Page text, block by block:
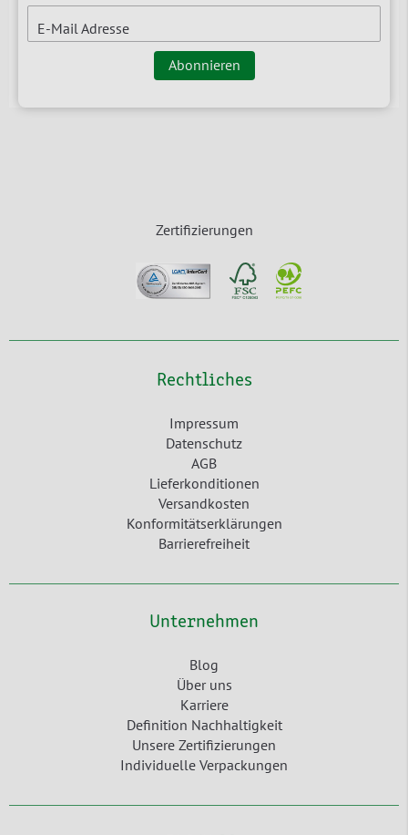
E-Mail Adresse
Abonnieren
Zertifizierungen
Rechtliches
Impressum
Datenschutz
AGB
Lieferkonditionen
Versandkosten
Konformitätserklärungen
Barrierefreiheit
Unternehmen
Blog
Über uns
Karriere
Definition Nachhaltigkeit
Unsere Zertifizierungen
Individuelle Verpackungen